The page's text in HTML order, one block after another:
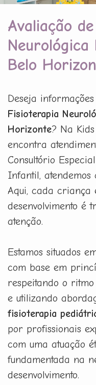
Avaliação
Neurológica
Belo
Deseja
Fisioterapia
Horizonte? Na
encontra
Consultório
Infantil,
Aqui, cada criança
desenvolvimento é
atenção.
Estamos situados
com base em
respeitando o
e utilizando
fisioterapia
por profissionais
com uma atuação
fundamentada na
desenvolvimento.